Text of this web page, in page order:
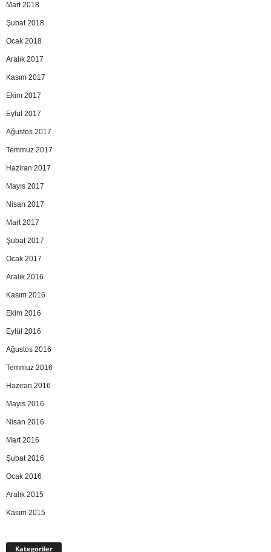
Mart 2018
Şubat 2018
Ocak 2018
Aralık 2017
Kasım 2017
Ekim 2017
Eylül 2017
Ağustos 2017
Temmuz 2017
Haziran 2017
Mayıs 2017
Nisan 2017
Mart 2017
Şubat 2017
Ocak 2017
Aralık 2016
Kasım 2016
Ekim 2016
Eylül 2016
Ağustos 2016
Temmuz 2016
Haziran 2016
Mayıs 2016
Nisan 2016
Mart 2016
Şubat 2016
Ocak 2016
Aralık 2015
Kasım 2015
Kategoriler